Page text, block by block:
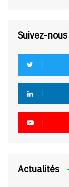
Suivez-
Actualités